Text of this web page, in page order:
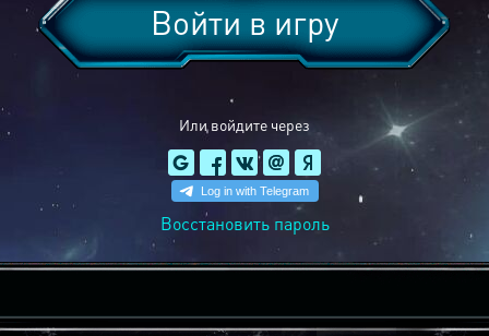
Или войдите через
Войти в игру
Восстановить пароль